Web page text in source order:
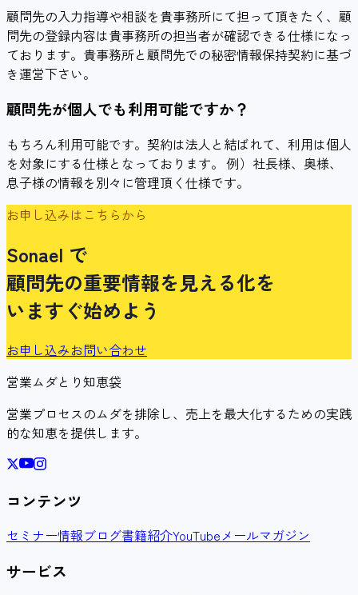
顧問先の入力指導や相談を貴事務所にて担って頂きたく、顧
問先の登録内容は貴事務所の担当者が確認できる仕様になっ
ております。貴事務所と顧問先での秘密情報保持契約に基づ
き運営下さい。
顧問先が個人でも利用可能ですか？
もちろん利用可能です。契約は法人と結ばれて、利用は個人
を対象にする仕様となっております。 例）社長様、奥様、
息子様の情報を別々に管理頂く仕様です。
お申し込みはこちらから
Sonael で
顧問先の重要情報を見える化を
いますぐ始めよう
お申し込みお問い合わせ
営業ムダとり知恵袋
営業プロセスのムダを排除し、売上を最大化するための実践
的な知恵を提供します。
コンテンツ
セミナー情報ブログ書籍紹介YouTubeメールマガジン
サービス